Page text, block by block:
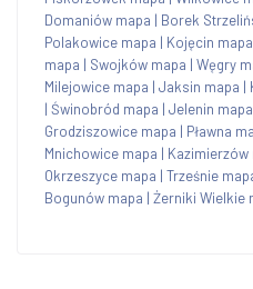
Domaniów mapa | Borek
Polakowice mapa | Kojęcin mapa
mapa | Swojków mapa | Węgry
Milejowice mapa | Jaksin mapa |
| Świnobród mapa | Jelenin mapa
Grodziszowice mapa | Pławna
Mnichowice mapa | Kazimierzów
Okrzeszyce mapa | Trześnie
Bogunów mapa | Żerniki Wielkie